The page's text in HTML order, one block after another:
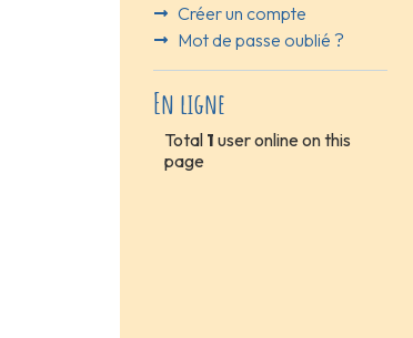
Créer un compte
Mot de passe oublié ?
En ligne
Total 1 user online on this
page